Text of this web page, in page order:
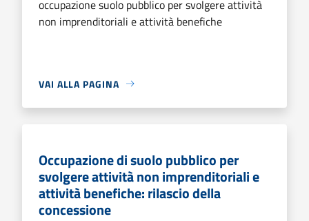
occupazione suolo pubblico per svolgere attività
non imprenditoriali e attività benefiche
VAI ALLA PAGINA
Occupazione di suolo pubblico per
svolgere attività non imprenditoriali e
attività benefiche: rilascio della
concessione